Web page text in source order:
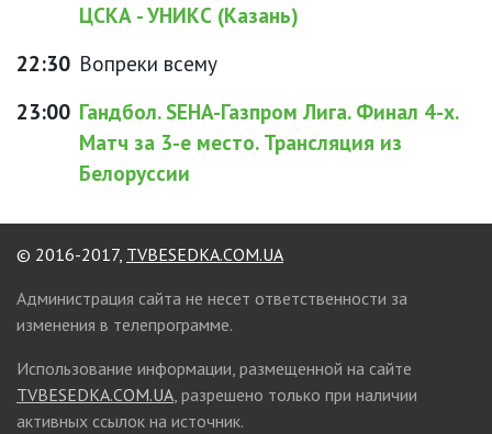
ЦСКА - УНИКС (Казань)
22:30 Вопреки всему
23:00 Гандбол. SEHA-Газпром Лига. Финал 4-х.
Матч за 3-е место. Трансляция из
Белоруссии
© 2016-2017, TVBESEDKA.COM.UA
Администрация сайта не несет ответственности за
изменения в телепрограмме.
Использование информации, размещенной на сайте
TVBESEDKA.COM.UA, разрешено только при наличии
активных ссылок на источник.